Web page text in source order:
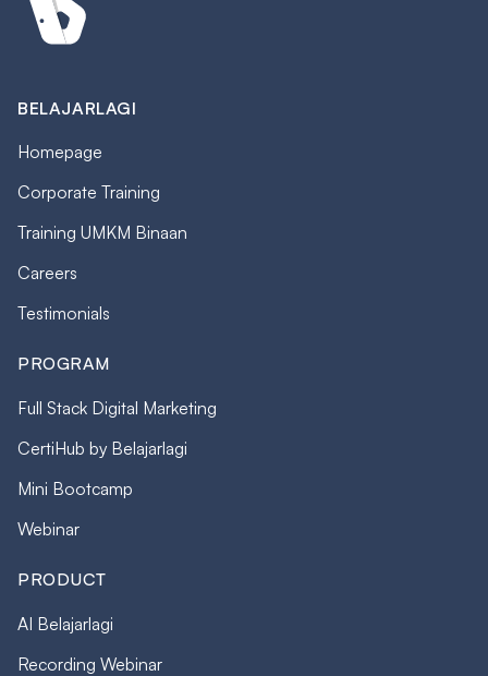
BELAJARLAGI
Homepage
Corporate Training
Training UMKM Binaan
Careers
Testimonials
PROGRAM
Full Stack Digital Marketing
CertiHub by Belajarlagi
Mini Bootcamp
Webinar
PRODUCT
AI Belajarlagi
Recording Webinar